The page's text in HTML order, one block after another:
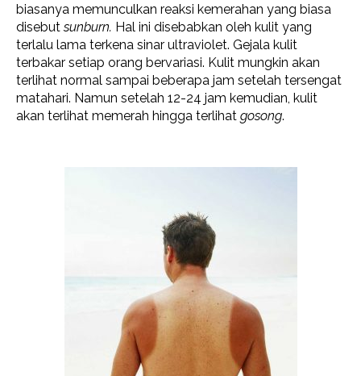
biasanya memunculkan reaksi kemerahan yang biasa
disebutsunburn. Hal ini disebabkan oleh kulit yang
terlalu lama terkena sinar ultraviolet. Gejala kulit
terbakar setiap orang bervariasi. Kulit mungkin akan
terlihat normal sampai beberapa jam setelah tersengat
matahari. Namun setelah 12-24 jam kemudian, kulit
akan terlihat memerah hingga terlihat gosong.